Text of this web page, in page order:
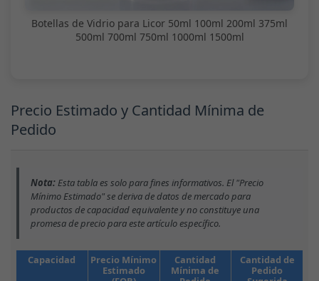
Botellas de Vidrio para Licor 50ml 100ml 200ml 375ml
500ml 700ml 750ml 1000ml 1500ml
Precio Estimado y Cantidad Mínima de
Pedido
Nota:Esta tabla es solo para fines informativos. El "Precio
Mínimo Estimado" se deriva de datos de mercado para
productos de capacidad equivalente y no constituye una
promesa de precio para este artículo específico.
Capacidad
Precio Mínimo
Estimado
Cantidad
Mínima de
Cantidad de
Pedido